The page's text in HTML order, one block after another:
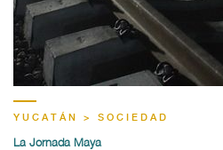
YUCATÁN > SOCIEDAD
La Jornada Maya